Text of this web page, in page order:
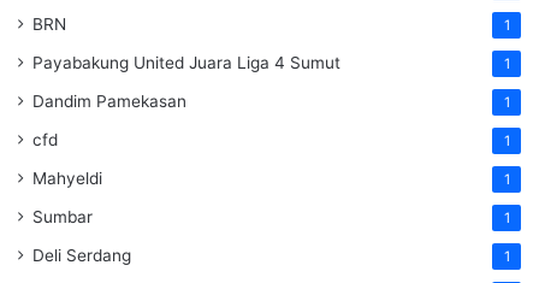
BRN 1
Payabakung United Juara Liga 4 Sumut 1
Dandim Pamekasan 1
cfd 1
Mahyeldi 1
Sumbar 1
Deli Serdang 1